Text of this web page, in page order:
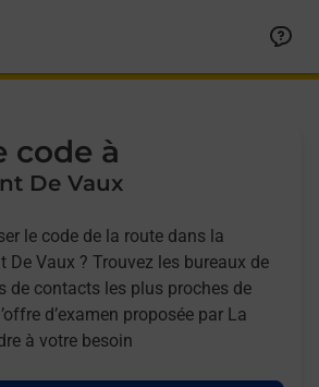
code à
De Vaux
le code de la route dans la
De Vaux ? Trouvez les bureaux de
de contacts les plus proches de
d’examen proposée par La
à votre besoin